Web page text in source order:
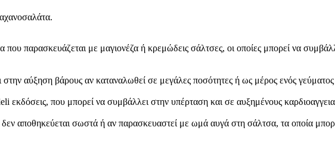
που παρασκευάζεται με μαγιονέζα ή κρεμώδεις σάλτσες, οι οποίες μπορεί να
αύξηση βάρους αν καταναλωθεί σε μεγάλες ποσότητες ή ως μέρος ενός
εκδόσεις, που μπορεί να συμβάλλει στην υπέρταση και σε αυξημένους
αποθηκεύεται σωστά ή αν παρασκευαστεί με ωμά αυγά στη σάλτσα, τα οποία